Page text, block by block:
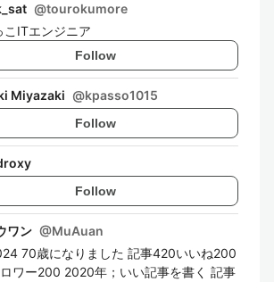
@tourokumore
こITエンジニア
Follow
Miyazaki @kpasso1015
Follow
Follow
ワン @MuAuan
70歳になりました 記事420いいね200
ワー200 2020年；いい記事を書く 記事